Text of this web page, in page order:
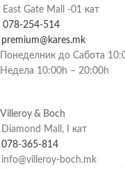
East Gate Mall -01 кат
078-254-514
premium@kares.mk
Понеделник до Сабота
Недела 10:00h – 20:00h
Villeroy & Boch
Diamond Mall, I кат
078-365-814
info@villeroy-boch.mk